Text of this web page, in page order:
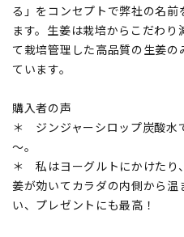
る」をコンセプトで弊社の名
ます。生姜は栽培からこだわ
て栽培管理した高品質の生姜
ています。
購入者の声
＊ ジンジャーシロップ炭酸水
～。
＊ 私はヨーグルトにかけたり
姜が効いてカラダの内側から
い、プレゼントにも最高！